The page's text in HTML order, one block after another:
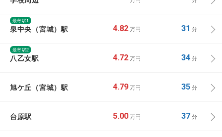
最寄駅1
泉中央（宮城）駅 4.82 万円 31 分
最寄駅2
八乙女駅 4.72 万円 34分
旭ケ丘（宮城）駅 4.79 万円 35分
台原駅 5.00 万円 37分